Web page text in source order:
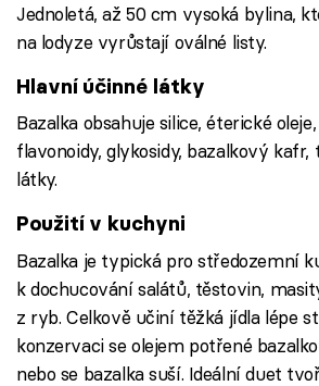
Jednoletá, až 50 cm vysoká bylina,
na lodyze vyrůstají oválné listy.
Hlavní účinné látky
Bazalka obsahuje silice, éterické
flavonoidy, glykosidy, bazalkový kafr,
látky.
Použití v kuchyni
Bazalka je typická pro středozemní
k dochucování salátů, těstovin,
z ryb. Celkově učiní těžká jídla lépe
konzervaci se olejem potřené
nebo se bazalka suší. Ideální duet